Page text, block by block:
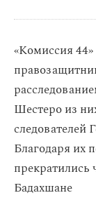
«Комиссия
Шестеро из
следователей
Благодаря их
Бадахшане